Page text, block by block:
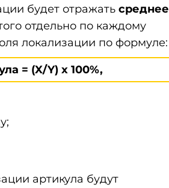
будет отражать среднее
отдельно по каждому
локализации по формуле:
= (X/Y) x 100%,
артикула будут